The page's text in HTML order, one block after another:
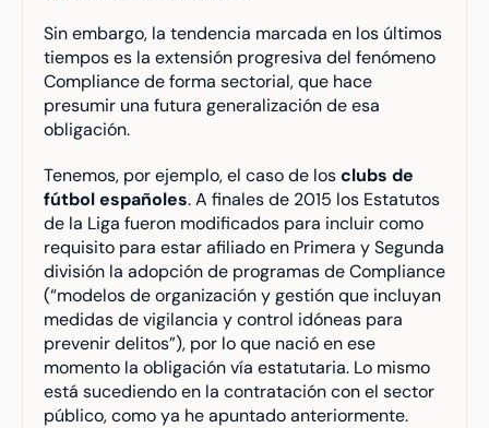
Sin embargo, la tendencia marcada en los últimos
tiempos es la extensión progresiva del fenómeno
Compliance de forma sectorial, que hace
presumir una futura generalización de esa
obligación.
Tenemos, por ejemplo, el caso de los clubs de
fútbol españoles. A finales de 2015 los Estatutos
de la Liga fueron modificados para incluir como
requisito para estar afiliado en Primera y Segunda
división la adopción de programas de Compliance
(“modelos de organización y gestión que incluyan
medidas de vigilancia y control idóneas para
prevenir delitos”), por lo que nació en ese
momento la obligación vía estatutaria. Lo mismo
está sucediendo en la contratación con el sector
público, como ya he apuntado anteriormente.